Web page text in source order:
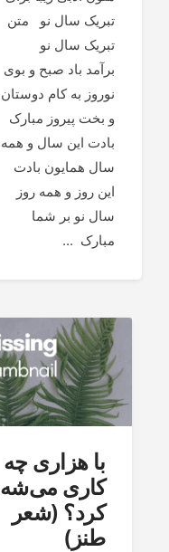
تبریک سال نو متن
تبریک سال نو
برآمد باد صبح و بوی
نوروز به کام دوستان
و بخت پیروز مبارک
بادت این سال و همه
سال همایون بادت
این روز و همه روز
سال نو بر شما
مبارک ...
با هزاری چه
كاری می‌شه
كرد؟ (شعر
طنز)